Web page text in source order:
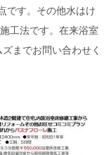
です。その他水はけ
工法です。在来浴室
までお問い合わせく